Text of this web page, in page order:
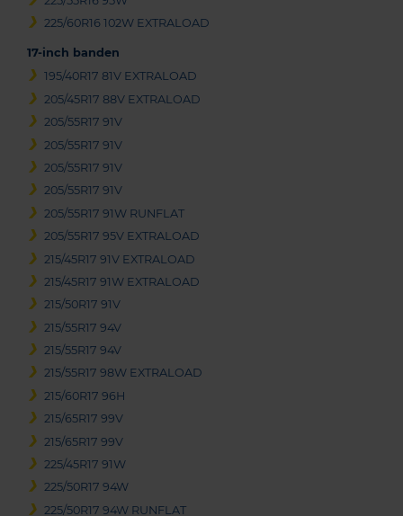
225/60R16 102W EXTRALOAD
17-inch banden
195/40R17 81V EXTRALOAD
205/45R17 88V EXTRALOAD
205/55R17 91V
205/55R17 91V
205/55R17 91V
205/55R17 91V
205/55R17 91W RUNFLAT
205/55R17 95V EXTRALOAD
215/45R17 91V EXTRALOAD
215/45R17 91W EXTRALOAD
215/50R17 91V
215/55R17 94V
215/55R17 94V
215/55R17 98W EXTRALOAD
215/60R17 96H
215/65R17 99V
215/65R17 99V
225/45R17 91W
225/50R17 94W
225/50R17 94W RUNFLAT